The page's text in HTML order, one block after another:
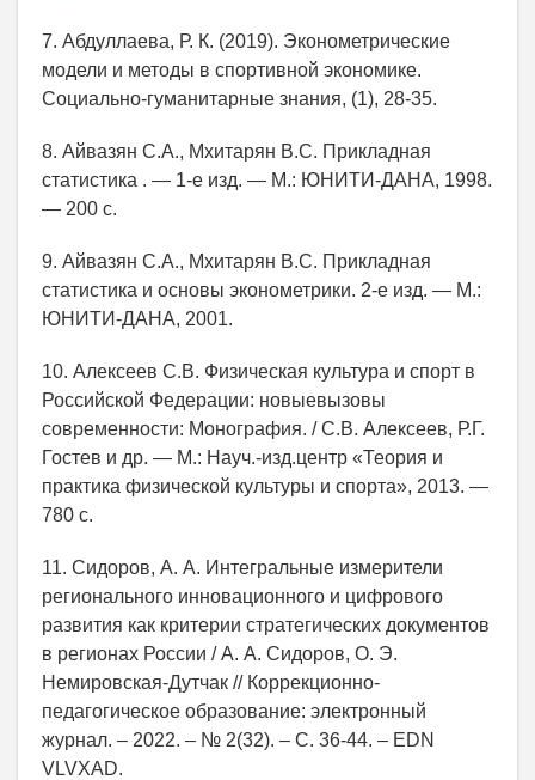
7. Абдуллаева, Р. К. (2019). Эконометрические
модели и методы в спортивной экономике.
Социально-гуманитарные знания, (1), 28-35.
8. Айвазян С.А., Мхитарян В.С. Прикладная
статистика . — 1-е изд. — М.: ЮНИТИ-ДАНА, 1998.
— 200 с.
9. Айвазян С.А., Мхитарян В.С. Прикладная
статистика и основы эконометрики. 2-е изд. — М.:
ЮНИТИ-ДАНА, 2001.
10. Алексеев С.В. Физическая культура и спорт в
Российской Федерации: новыевызовы
современности: Монография. / С.В. Алексеев, Р.Г.
Гостев и др. — М.: Науч.-изд.центр «Теория и
практика физической культуры и спорта», 2013. —
780 с.
11. Сидоров, А. А. Интегральные измерители
регионального инновационного и цифрового
развития как критерии стратегических документов
в регионах России / А. А. Сидоров, О. Э.
Немировская-Дутчак // Коррекционно-
педагогическое образование: электронный
журнал. – 2022. – № 2(32). – С. 36-44. – EDN
VLVXAD.